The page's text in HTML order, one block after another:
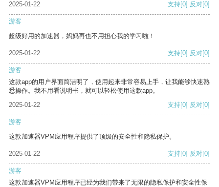
2025-01-22 支持[0] 反对[0]
游客
超级好用的加速器，妈妈再也不用担心我的学习啦！
2025-01-22 支持[0] 反对[0]
游客
这款app的用户界面简洁明了，使用起来非常容易上手，让我能够快速熟
悉操作。我不用看说明书，就可以轻松使用这款app。
2025-01-22
支持[0] 反对[0]
游客
这款加速器VPM应用程序提供了顶级的安全性和隐私保护。
2025-01-22 支持[0] 反对[0]
游客
这款加速器VPM应用程序已经为我们带来了无限的隐私保护和安全性保